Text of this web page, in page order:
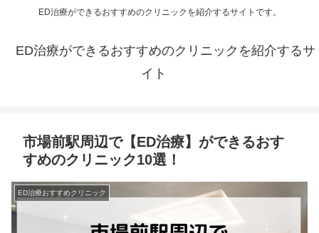
ED治療ができるおすすめのクリニックを紹介するサイトです。
ED治療ができるおすすめのクリニックを紹介するサ
イト
市場前駅周辺で【ED治療】ができるおす
すめのクリニック10選！
ED治療おすすめクリニック